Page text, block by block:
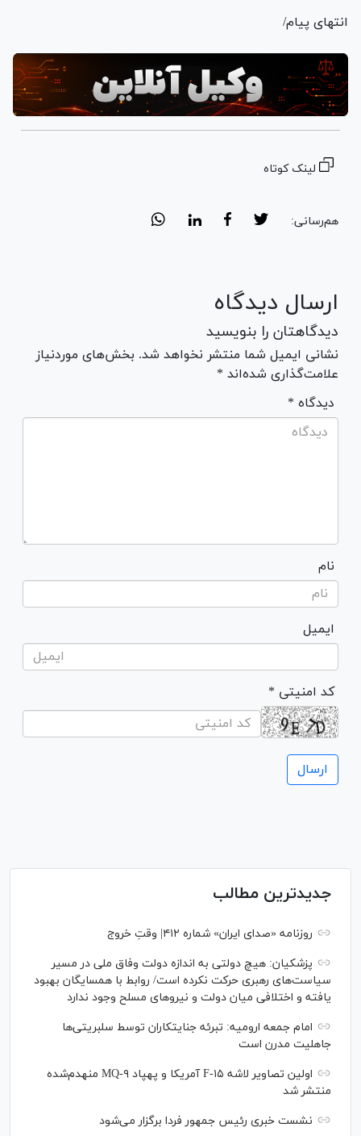
انتهای پیام/
لینک کوتاه
هم‌رسانی:
ارسال دیدگاه
دیدگاهتان را بنویسید
نشانی ایمیل شما منتشر نخواهد شد. بخش‌های موردنیاز
علامت‌گذاری شده‌اند *
* دیدگاه
نام
ایمیل
* کد امنیتی
جدیدترین مطالب
روزنامه «صدای ایران» شماره ۴۱۲| وقتِ خروج
پزشکیان: هیچ دولتی به اندازه دولت وفاق ملی در مسیر
سیاست‌های رهبری حرکت نکرده است/ روابط با همسایگان بهبود
یافته و اختلافی میان دولت و نیروهای مسلح وجود ندارد
امام جمعه ارومیه: تبرئه جنایتکاران توسط سلبریتی‌ها
جاهلیت مدرن است
اولین تصاویر لاشه F-۱۵ آمریکا و پهپاد MQ-۹ منهدم‌شده
منتشر شد
نشست خبری رئیس‌ جمهور فردا برگزار می‌شود